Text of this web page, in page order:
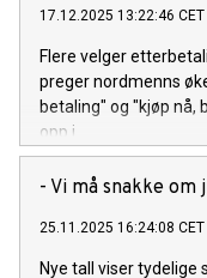
17.12.2025 13:22:46 CET
Flere velger
preger nordmenns
betaling" og "kjøp nå,
opp i.
- Vi må snakke
25.11.2025 16:24:08 CET
Nye tall viser